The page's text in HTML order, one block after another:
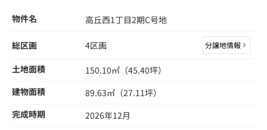
物件名 高丘西1丁目2期C号地
総区画 4区画 分譲地情報
土地面積
150.10㎡（45.40坪）
建物面積
89.63㎡（27.11坪）
完成時期
2026年12月